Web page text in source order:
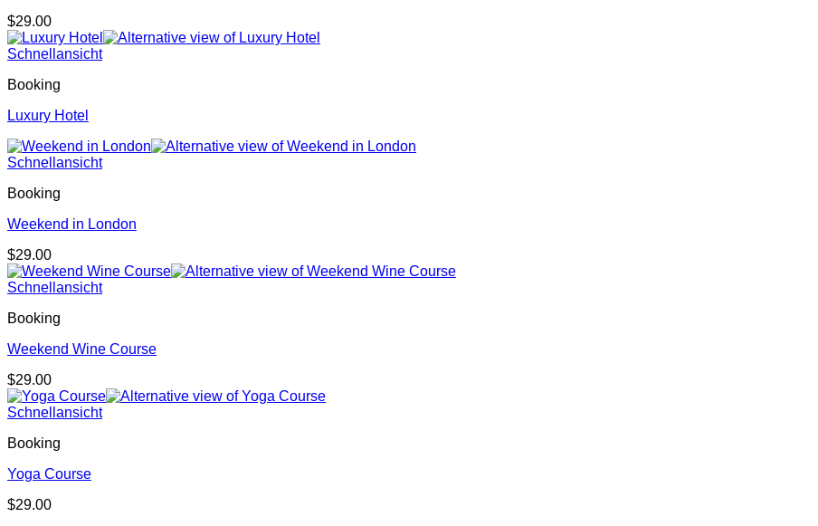
$29.00
Schnellansicht
Booking
Luxury Hotel
Schnellansicht
Booking
Weekend in London
$29.00
Schnellansicht
Booking
Weekend Wine Course
$29.00
Schnellansicht
Booking
Yoga Course
$29.00